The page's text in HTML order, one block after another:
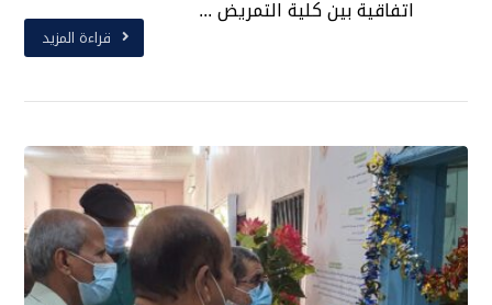
اتفاقية بين كلية التمريض ...
قراءة المزيد